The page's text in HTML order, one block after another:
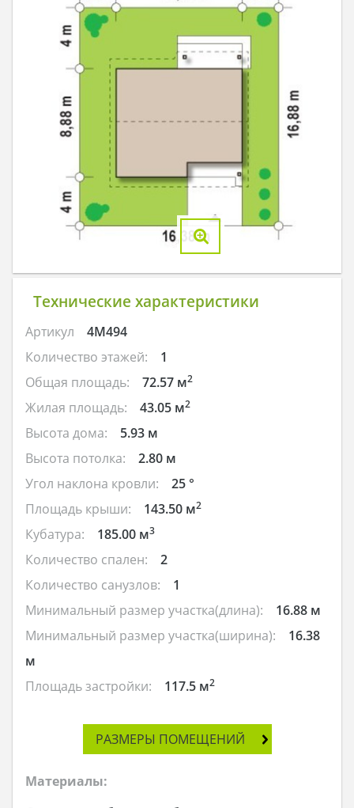
Технические характеристики
Артикул
4M494
Количество этажей:
1
Общая площадь:
72.57 м2
Жилая площадь: 43.05 м2
Высота дома:
5.93 м
Высота потолка:
2.80 м
Угол наклона кровли:
25 °
Площадь крыши:
143.50 м2
Кубатура: 185.00 м3
Количество спален:
2
Количество санузлов:
1
Минимальный размер участка(длина):
16.88 м
Минимальный размер участка(ширина):
16.38
м
Площадь застройки:
117.5 м2
РАЗМЕРЫ ПОМЕЩЕНИЙ
Материалы: